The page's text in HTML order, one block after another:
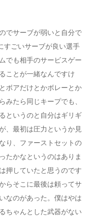
でサーブが弱いと自分で
すごいサーブが良い選手
でも相手のサービスゲー
ことが一緒なんですけ
ボアだけとかボレーとか
みたら同じキープでも、
というのと自分はギリギ
、最初は圧力というか見
り、ファーストセットの
たかなというのはありま
押していたと思うのです
らそこに最後は頼ってサ
なのがあった。僕はやは
ちゃんとした武器がない